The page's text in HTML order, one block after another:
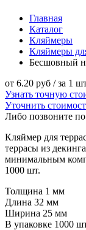
Главная
Каталог
Кляймеры
Кляймеры
Бесшовный
от 6.20 руб / за 1
Узнать точную
Уточнить
Либо позвоните
Кляймер для
террасы из
минимальным
1000 шт.
Толщина 1 мм
Длина 32 мм
Ширина 25 мм
В упаковке 1000